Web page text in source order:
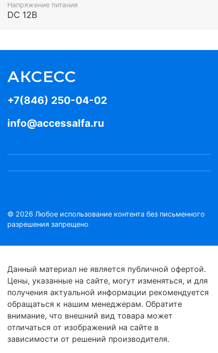
Напряжение питания
DC 12В
+7(846) 250-04-02
info@accessalfa.ru
АКСЕСС
© 2026 Любое использование контента без письменного
разрешения запрещено
Данный материал не является публичной офертой.
Цены, указанные на сайте, могут изменяться, и для
получения актуальной информации рекомендуется
обращаться к нашим менеджерам. Обратите
внимание, что внешний вид товара может
отличаться от изображений на сайте в
зависимости от решений производителя.